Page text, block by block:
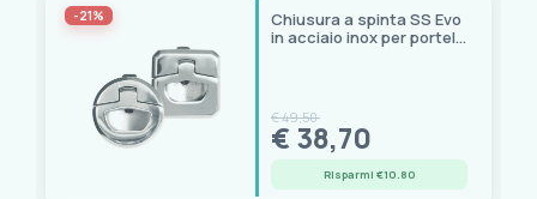
-21%
Chiusura a spinta SS Evo
in acciaio inox per portelli
€ 49,50
€ 38,70
Risparmi €10.80